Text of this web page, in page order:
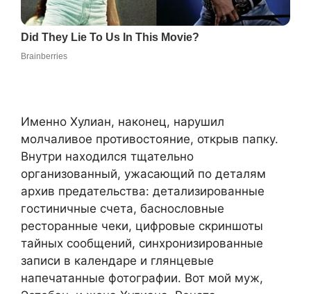
Именно Хулиан, наконец, нарушил
молчаливое противостояние, открыв папку.
Внутри находился тщательно
организованный, ужасающий по деталям
архив предательства: детализированные
гостиничные счета, баснословные
ресторанные чеки, цифровые скриншоты
тайных сообщений, синхронизированные
записи в календаре и глянцевые
напечатанные фотографии. Вот мой муж,